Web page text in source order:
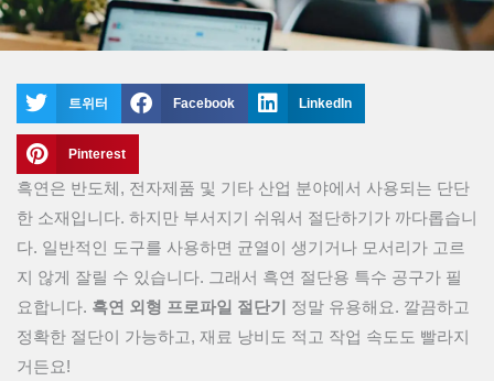
트위터 Facebook LinkedIn
Pinterest
흑연은 반도체, 전자제품 및 기타 산업 분야에서 사용되는 단단
한 소재입니다. 하지만 부서지기 쉬워서 절단하기가 까다롭습니
다. 일반적인 도구를 사용하면 균열이 생기거나 모서리가 고르
지 않게 잘릴 수 있습니다. 그래서 흑연 절단용 특수 공구가 필
요합니다. 흑연 외형 프로파일 절단기
정말 유용해요. 깔끔하고
정확한 절단이 가능하고, 재료 낭비도 적고 작업 속도도 빨라지
거든요!